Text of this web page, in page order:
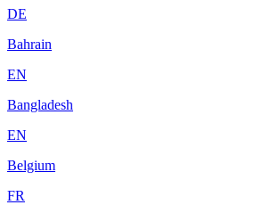
DE
Bahrain
EN
Bangladesh
EN
Belgium
FR